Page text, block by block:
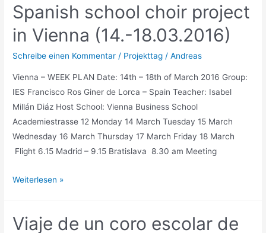
Spanish school choir project
in Vienna (14.-18.03.2016)
Schreibe einen Kommentar / Projekttag /Andreas
Vienna – WEEK PLAN Date: 14th – 18th of March 2016 Group:
IES Francisco Ros Giner de Lorca – Spain Teacher: Isabel
Millán Diáz Host School: Vienna Business School
Academiestrasse 12 Monday 14 March Tuesday 15 March
Wednesday 16 March Thursday 17 March Friday 18 March
Flight 6.15 Madrid – 9.15 Bratislava 8.30 am Meeting
Spanish
project
Weiterlesen »
Viaje de un coro escolar de